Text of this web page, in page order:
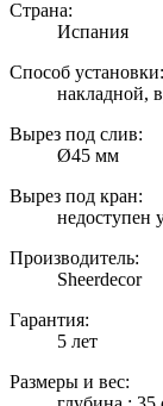
Страна:
Испания
Способ установки:
накладной,
Вырез под слив:
Ø45 мм
Вырез под кран:
недоступен
Производитель:
Sheerdecor
Гарантия:
5 лет
Размеры и вес: